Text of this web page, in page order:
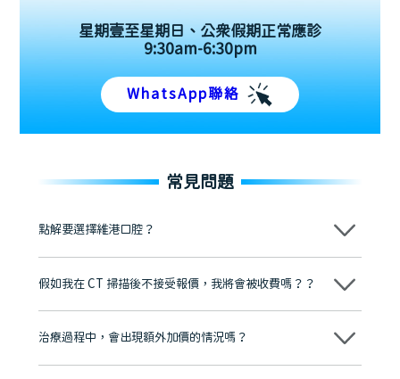
星期壹至星期日、公眾假期正常應診
9:30am-6:30pm
WhatsApp聯絡
常見問題
點解要選擇維港口腔？
維港口腔踐行「醫道濟世」的大學校訓，各分院匯聚來自香港、內地的
牌」、「2025香港企業領袖品牌」，是諾貝爾種植系統全球放心植牙中
至今已服務超過三十個國家和地區的顧客，受到粵港澳大灣區及周邊城
市市民極高的口碑評價及信任推薦 珠海、深圳設有八大分院，香港亦設
有咨詢及服務保障中心，有任何問題都可以隨時預約免費咨詢，讓人十
假如我在 CT 掃描後不接受報價，我將會被收費嗎？？
不會！只要未開始實際服務之前，你不會被收取任何費用。
治療過程中，會出現額外加價的情況嗎？
不會，治療前我們會詳細說明治療方案及對應的價錢，顧客同意並簽字